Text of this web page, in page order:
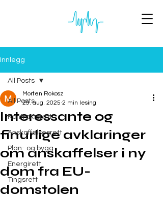
Innlegg
All Posts
Kontraktsrett
Anskaffelsesrett
Plan- og bygg
Energirett
Tingsrett
All Posts
Interessante og
finurlige avklaringer
om anskaffelser i ny
dom fra EU-
domstolen
Morten Rokosz
29. aug. 2025 2 min lesing